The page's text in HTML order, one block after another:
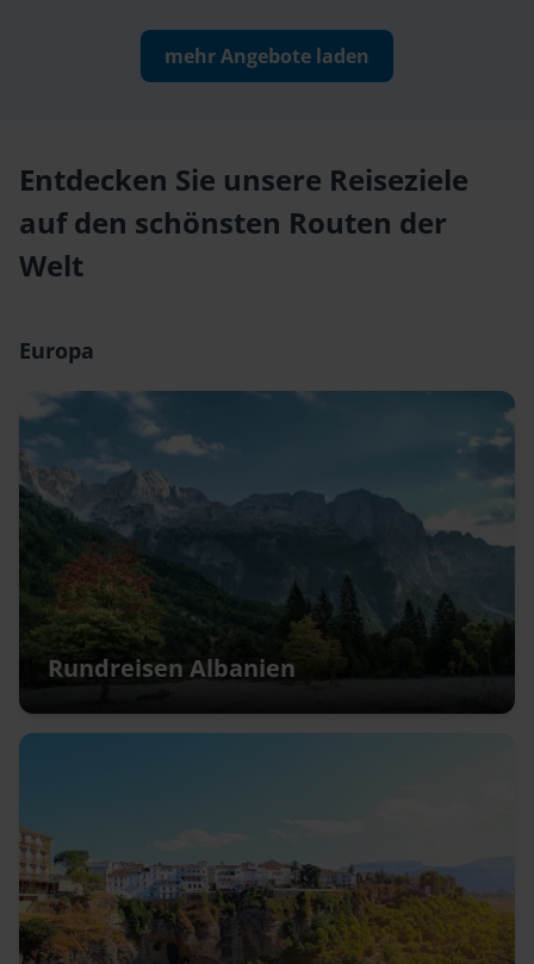
mehr Angebote laden
Entdecken Sie unsere Reiseziele
auf den schönsten Routen der
Welt
Europa
Rundreisen Albanien